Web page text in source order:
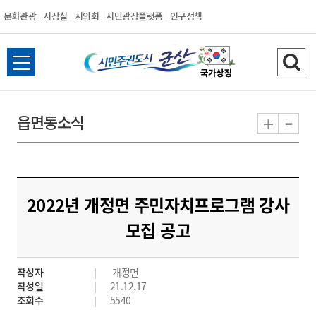
문화관광 시장실 시의회 시민광장플랫폼 인구정책
시
민
도
시
군
산
전
체
뉴
열
검
색
기
읍면동소식 + -
2022년 개정면 주민자치프로그램 강사
모집 공고
작성자
개정면
작성일
21.12.17
조회수
5540